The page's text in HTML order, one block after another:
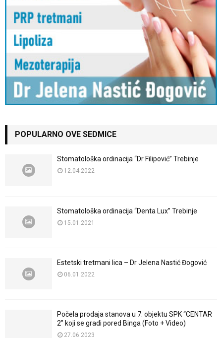
POPULARNO OVE SEDMICE
Stomatološka ordinacija “Dr Filipović” Trebinje
12.04.2022
Stomatološka ordinacija “Denta Lux” Trebinje
15.01.2021
Estetski tretmani lica – Dr Jelena Nastić Đogović
06.01.2022
Počela prodaja stanova u 7. objektu SPK “CENTAR
2” koji se gradi pored Binga (Foto + Video)
27.06.2023